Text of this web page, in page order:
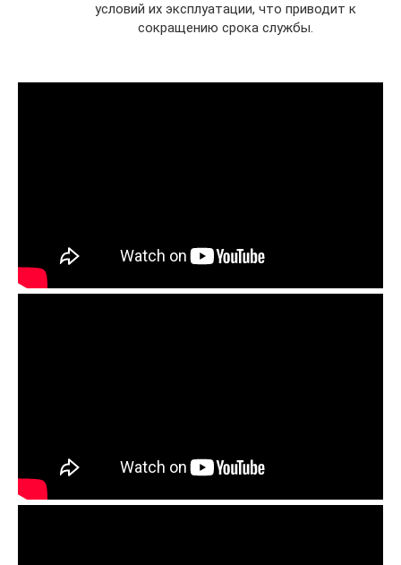
условий их эксплуатации, что приводит к
сокращению срока службы.